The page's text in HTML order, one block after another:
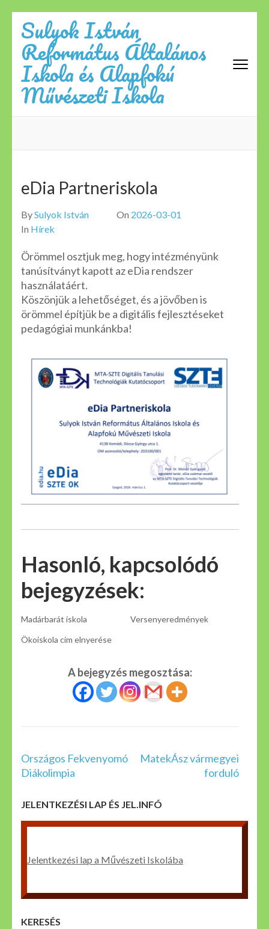
content
(Press
Enter)
Sulyok István
Református Általános
Iskola és Alapfokú
Művészeti Iskola
eDia Partneriskola
BySulyok István On 2026-03-01
In Hírek
Örömmel osztjuk meg, hogy intézményünk
tanúsítványt kapott az eDia rendszer
használatáért.
Köszönjük a lehetőséget, és a jövőben is
örömmel építjük be a digitális fejlesztéseket
pedagógiai munkánkba!
Hasonló, kapcsolódó
bejegyzések:
Madárbarát iskola
Versenyeredmények
Ökoiskola cím elnyerése
A bejegyzés megosztása:
Bejegyzés
navigáció
Országos Fekvenyomó
Diákolimpia
MatekÁsz vármegyei
forduló
JELENTKEZÉSI LAP ÉS JEL.INFÓ
Jelentkezési lap a Művészeti Iskolába
KERESÉS